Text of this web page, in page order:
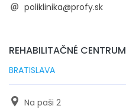
poliklinika@profy.sk
REHABILITAČNÉ CENTRUM
BRATISLAVA
Na paši 2